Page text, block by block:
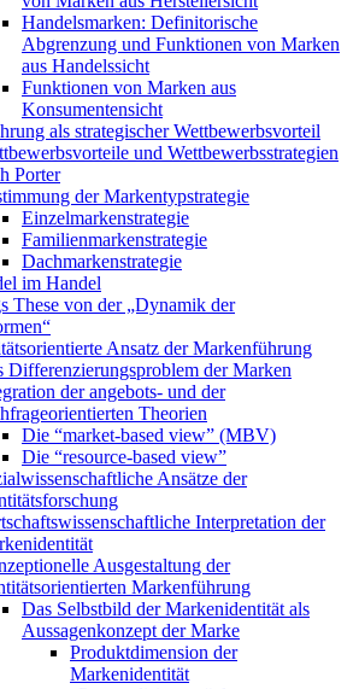
Handelsmarken: Definitorische
Abgrenzung und Funktionen von Marken
aus Handelssicht
Funktionen von Marken aus
Konsumentensicht
als strategischer Wettbewerbsvorteil
und Wettbewerbsstrategien
Porter
der Markentypstrategie
Einzelmarkenstrategie
Familienmarkenstrategie
Dachmarkenstrategie
im Handel
These von der „Dynamik der
Ansatz der Markenführung
Differenzierungsproblem der Marken
der angebots- und der
Theorien
Die “market-based view” (MBV)
Die “resource-based view”
Ansätze der
Interpretation der
Ausgestaltung der
Markenführung
Das Selbstbild der Markenidentität als
Aussagenkonzept der Marke
Produktdimension der
Markenidentität